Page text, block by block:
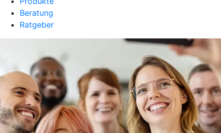
Beratung
Ratgeber